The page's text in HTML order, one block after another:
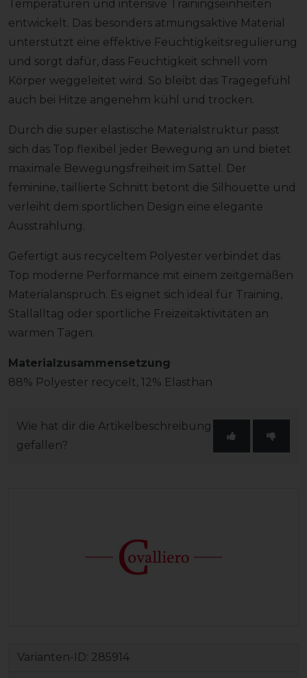
Temperaturen und intensive Trainingseinheiten
entwickelt. Das besonders atmungsaktive Material
unterstützt eine effektive Feuchtigkeitsregulierung
und sorgt dafür, dass Feuchtigkeit schnell vom
Körper weggeleitet wird. So bleibt das Tragegefühl
auch bei Hitze angenehm kühl und trocken.
Durch die super elastische Materialstruktur passt
sich das Top flexibel jeder Bewegung an und bietet
maximale Bewegungsfreiheit im Sattel. Der
feminine, taillierte Schnitt betont die Silhouette und
verleiht dem sportlichen Design eine elegante
Ausstrahlung.
Gefertigt aus recyceltem Polyester verbindet das
Top moderne Performance mit einem zeitgemäßen
Materialanspruch. Es eignet sich ideal für Training,
Stallalltag oder sportliche Freizeitaktivitäten an
warmen Tagen.
Materialzusammensetzung
88% Polyester recycelt, 12% Elasthan
Wie hat dir die Artikelbeschreibung
gefallen?
Varianten-ID: 285914